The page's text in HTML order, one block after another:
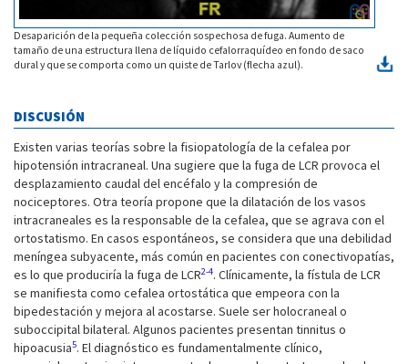
Desaparición de la pequeña colección sospechosa de fuga. Aumento de
tamaño de una estructura llena de líquido cefalorraquídeo en fondo de saco
dural y que se comporta como un quiste de Tarlov (flecha azul).
DISCUSIÓN
Existen varias teorías sobre la fisiopatología de la cefalea por
hipotensión intracraneal. Una sugiere que la fuga de LCR provoca el
desplazamiento caudal del encéfalo y la compresión de
nociceptores. Otra teoría propone que la dilatación de los vasos
intracraneales es la responsable de la cefalea, que se agrava con el
ortostatismo. En casos espontáneos, se considera que una debilidad
meníngea subyacente, más común en pacientes con conectivopatías,
es lo que produciría la fuga de LCR2-4. Clínicamente, la fístula de LCR
se manifiesta como cefalea ortostática que empeora con la
bipedestación y mejora al acostarse. Suele ser holocraneal o
suboccipital bilateral. Algunos pacientes presentan tinnitus o
hipoacusia5. El diagnóstico es fundamentalmente clínico,